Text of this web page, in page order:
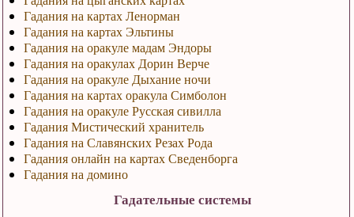
Гадания на картах Ленорман
Гадания на картах Эльтины
Гадания на оракуле мадам Эндоры
Гадания на оракулах Дорин Верче
Гадания на оракуле Дыхание ночи
Гадания на картах оракула Симболон
Гадания на оракуле Русская сивилла
Гадания Мистический хранитель
Гадания на Славянских Резах Рода
Гадания онлайн на картах Сведенборга
Гадания на домино
Гадательные системы